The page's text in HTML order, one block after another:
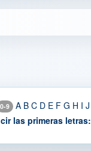
0-9 A B C D E F G H I J
las primeras letras: